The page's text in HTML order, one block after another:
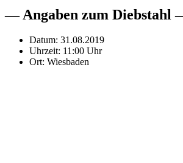
— Angaben zum Diebstahl
Datum: 31.08.2019
Uhrzeit: 11:00 Uhr
Ort: Wiesbaden